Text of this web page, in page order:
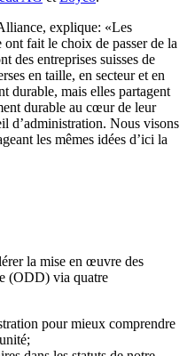
explique: «Les
fait le choix de passer de la
des entreprises suisses de
en taille, en secteur et en
durable, mais elles partagent
durable au cœur de leur
d’administration. Nous visons
les mêmes idées d’ici la
la mise en œuvre des
(ODD) via quatre
pour mieux comprendre